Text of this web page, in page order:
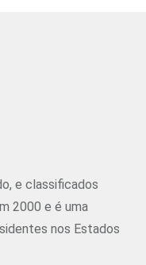
e classificados
2000 e é uma
nos Estados